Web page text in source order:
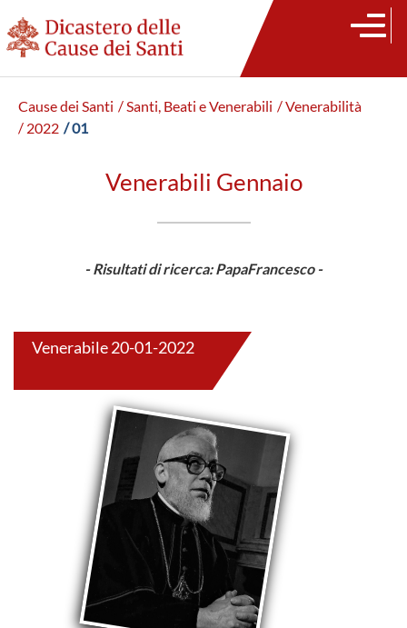
Cause dei Santi / Santi, Beati e Venerabili / Venerabilità
/ 2022 / 01
Venerabili Gennaio
- Risultati di ricerca: PapaFrancesco -
Venerabile 20-01-2022